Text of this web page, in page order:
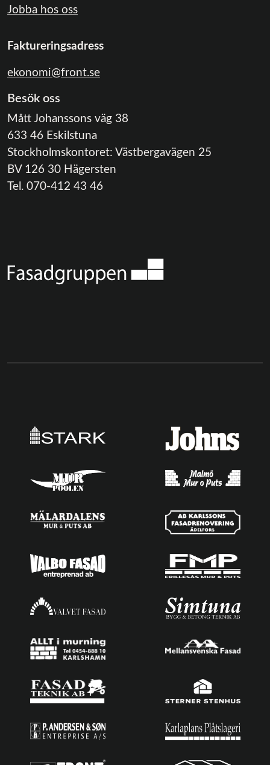
Jobba hos oss
Faktureringsadress
ekonomi@front.se
Besök oss
Mått Johanssons väg 38
633 46 Eskilstuna
Stockholmskontoret: Västbergavägen 25
BV 126 30 Hägersten
Tel. 070-412 43 46